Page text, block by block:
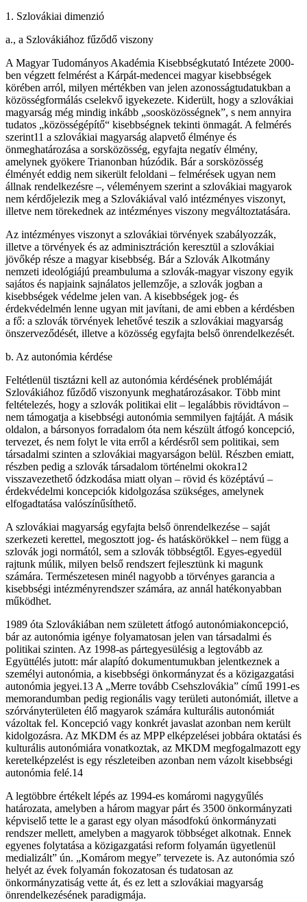
1. Szlovákiai dimenzió
a., a Szlovákiához fűződő viszony
A Magyar Tudományos Akadémia Kisebbségkutató Intézete 2000-
ben végzett felmérést a Kárpát-medencei magyar kisebbségek
körében arról, milyen mértékben van jelen azonosságtudatukban a
közösségformálás cselekvő igyekezete. Kiderült, hogy a szlovákiai
magyarság még mindig inkább „soosközösségnek”, s nem annyira
tudatos „közösségépítő“ kisebbségnek tekinti önmagát. A felmérés
szerint11 a szlovákiai magyarság alapvető élménye és
önmeghatározása a sorsközösség, egyfajta negatív élmény,
amelynek gyökere Trianonban húzódik. Bár a sorsközösség
élményét eddig nem sikerült feloldani – felmérések ugyan nem
állnak rendelkezésre –, véleményem szerint a szlovákiai magyarok
nem kérdőjelezik meg a Szlovákiával való intézményes viszonyt,
illetve nem törekednek az intézményes viszony megváltoztatására.
Az intézményes viszonyt a szlovákiai törvények szabályozzák,
illetve a törvények és az adminisztráción keresztül a szlovákiai
jövőkép része a magyar kisebbség. Bár a Szlovák Alkotmány
nemzeti ideológiájú preambuluma a szlovák-magyar viszony egyik
sajátos és napjaink sajnálatos jellemzője, a szlovák jogban a
kisebbségek védelme jelen van. A kisebbségek jog- és
érdekvédelmén lenne ugyan mit javítani, de ami ebben a kérdésben
a fő: a szlovák törvények lehetővé teszik a szlovákiai magyarság
önszerveződését, illetve a közösség egyfajta belső önrendelkezését.
b. Az autonómia kérdése
Feltétlenül tisztázni kell az autonómia kérdésének problémáját
Szlovákiához fűződő viszonyunk meghatározásakor. Több mint
feltételezés, hogy a szlovák politikai elit – legalábbis rövidtávon –
nem támogatja a kisebbségi autonómia semmilyen fajtáját. A másik
oldalon, a bársonyos forradalom óta nem készült átfogó koncepció,
tervezet, és nem folyt le vita erről a kérdésről sem politikai, sem
társadalmi szinten a szlovákiai magyarságon belül. Részben emiatt,
részben pedig a szlovák társadalom történelmi okokra12
visszavezethető ódzkodása miatt olyan – rövid és középtávú –
érdekvédelmi koncepciók kidolgozása szükséges, amelynek
elfogadtatása valószínűsíthető.
A szlovákiai magyarság egyfajta belső önrendelkezése – saját
szerkezeti kerettel, megosztott jog- és hatáskörökkel – nem függ a
szlovák jogi normától, sem a szlovák többségtől. Egyes-egyedül
rajtunk múlik, milyen belső rendszert fejlesztünk ki magunk
számára. Természetesen minél nagyobb a törvényes garancia a
kisebbségi intézményrendszer számára, az annál hatékonyabban
működhet.
1989 óta Szlovákiában nem született átfogó autonómiakoncepció,
bár az autonómia igénye folyamatosan jelen van társadalmi és
politikai szinten. Az 1998-as pártegyesülésig a legtovább az
Együttélés jutott: már alapító dokumentumukban jelentkeznek a
személyi autonómia, a kisebbségi önkormányzat és a közigazgatási
autonómia jegyei.13 A „Merre tovább Csehszlovákia” című 1991-es
memorandumban pedig regionális vagy területi autonómiát, illetve a
szórványterületen élő magyarok számára kulturális autonómiát
vázoltak fel. Koncepció vagy konkrét javaslat azonban nem került
kidolgozásra. Az MKDM és az MPP elképzelései jobbára oktatási és
kulturális autonómiára vonatkoztak, az MKDM megfogalmazott egy
keretelképzelést is egy részleteiben azonban nem vázolt kisebbségi
autonómia felé.14
A legtöbbre értékelt lépés az 1994-es komáromi nagygyűlés
határozata, amelyben a három magyar párt és 3500 önkormányzati
képviselő tette le a garast egy olyan másodfokú önkormányzati
rendszer mellett, amelyben a magyarok többséget alkotnak. Ennek
egyenes folytatása a közigazgatási reform folyamán ügyetlenül
medializált” ún. „Komárom megye” tervezete is. Az autonómia szó
helyét az évek folyamán fokozatosan és tudatosan az
önkormányzatiság vette át, és ez lett a szlovákiai magyarság
önrendelkezésének paradigmája.